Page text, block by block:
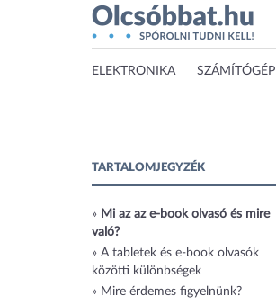
ELEKTRONIKA SZÁMÍTÓGÉP
TARTALOMJEGYZÉK
» Mi az az e-book olvasó és mire
való?
» A tabletek és e-book olvasók
közötti különbségek
» Mire érdemes figyelnünk?